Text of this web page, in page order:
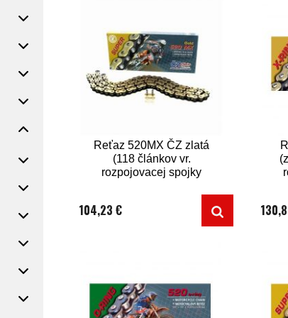
Reťaz 520MX ČZ zlatá
(118 článkov vr.
rozpojovacej spojky
104,23 €